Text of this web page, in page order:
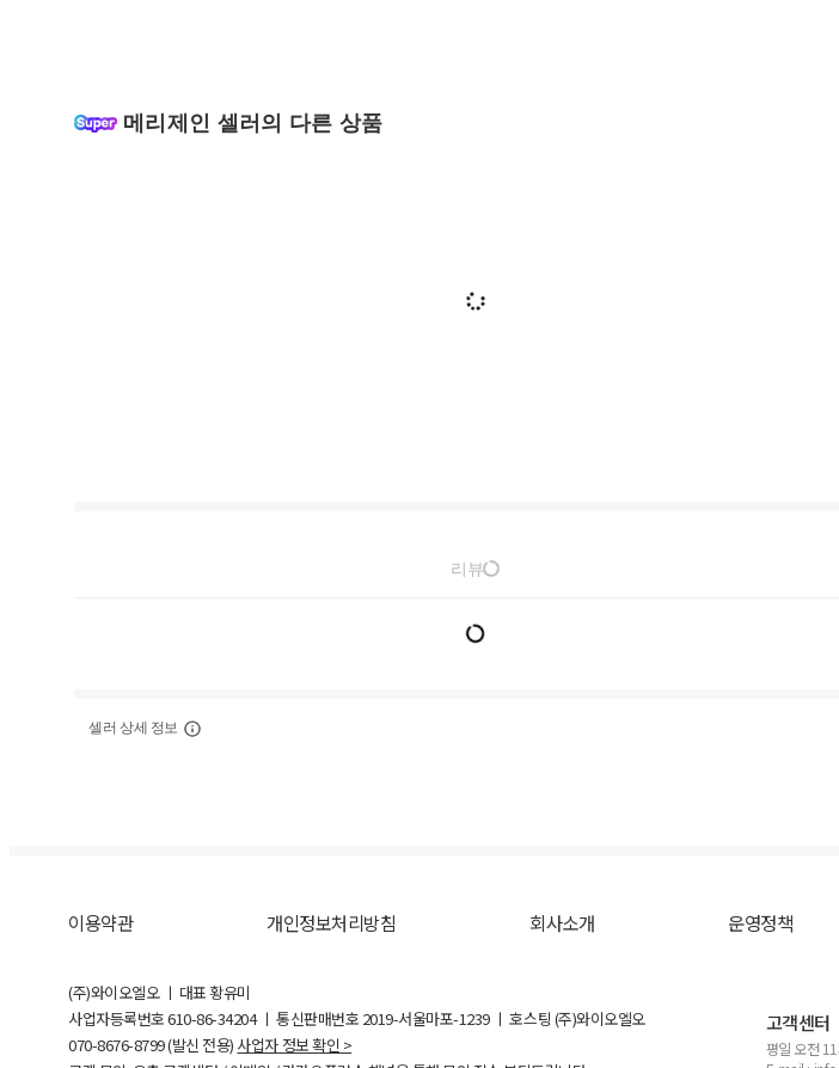
메리제인 셀러의 다른 상품
리뷰
셀러 상세 정보
이용약관 개인정보처리방침 회사소개 운영정책
(주)와이오엘오 ㅣ 대표 황유미
사업자등록번호610-86-34204ㅣ 통신판매번호 2019-서울마포-1239 ㅣ 호스팅 (주)와이오엘오
070-8676-8799 (발신 전용) 사업자 정보 확인 >
고객센터
평일 오전